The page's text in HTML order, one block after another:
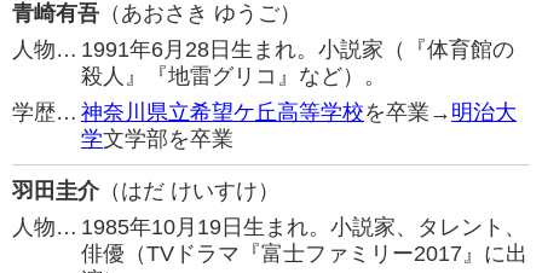
青崎有吾 （あおさき ゆうご）
人物… 1991年6月28日生まれ。小説家（『体育館の
殺人』『地雷グリコ』など）。
学歴… 神奈川県立希望ケ丘高等学校を卒業→ 明治大
学文学部を卒業
羽田圭介（はだ けいすけ）
人物… 1985年10月19日生まれ。小説家、タレント、
俳優（TVドラマ『富士ファミリー2017』に出